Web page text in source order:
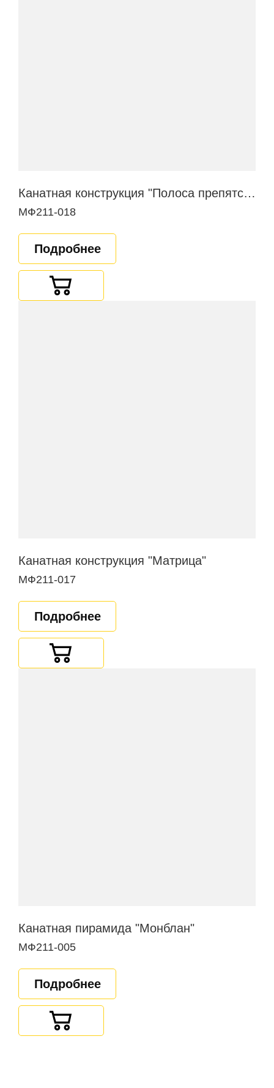
Канатная конструкция "Полоса препятствий"
МФ211-018
Подробнее
Канатная конструкция "Матрица"
МФ211-017
Подробнее
Канатная пирамида "Монблан"
МФ211-005
Подробнее